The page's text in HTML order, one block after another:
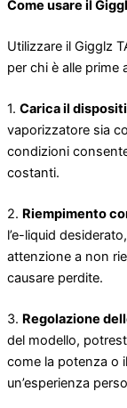
Come usare il
Utilizzare il Gigglz
per chi è alle prime
1. Carica il
vaporizzatore sia
condizioni
costanti.
2. Riempimento
l’e-liquid
attenzione a non
causare perdite.
3. Regolazione
del modello,
come la potenza o
un’esperienza